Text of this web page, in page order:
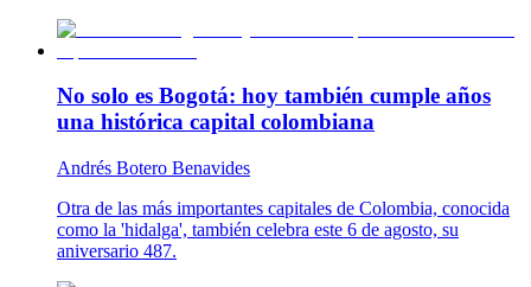
No solo es Bogotá: hoy también cumple años
una histórica capital colombiana
Andrés Botero Benavides
Otra de las más importantes capitales de Colombia, conocida
como la 'hidalga', también celebra este 6 de agosto, su
aniversario 487.